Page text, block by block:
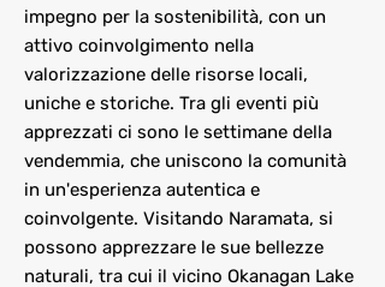
impegno per la sostenibilità, con un
attivo coinvolgimento nella
valorizzazione delle risorse locali,
uniche e storiche. Tra gli eventi più
apprezzati ci sono le settimane della
vendemmia, che uniscono la comunità
in un'esperienza autentica e
coinvolgente. Visitando Naramata, si
possono apprezzare le sue bellezze
naturali, tra cui il vicino Okanagan Lake